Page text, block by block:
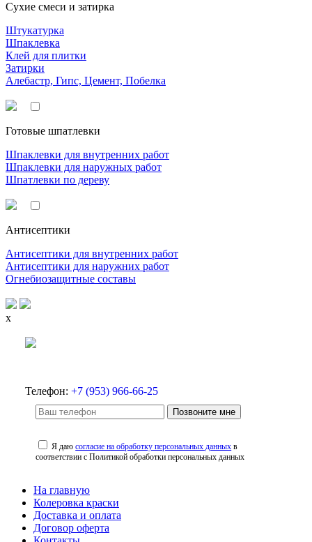
Сухие смеси и затирка
Штукатурка
Шпаклевка
Клей для плитки
Затирки
Алебастр, Гипс, Цемент, Побелка
Готовые шпатлевки
Шпаклевки для внутренних работ
Шпаклевки для наружных работ
Шпатлевки по дереву
Антисептики
Антисептики для внутренних работ
Антисептики для наружних работ
Огнебиозащитные составы
x
Телефон: +7 (953) 966-66-25
Позвоните мне
Я даюсогласие на обработку персональных данных в
соответствии с Политикой обработки персональных данных
На главную
Колеровка краски
Доставка и оплата
Договор оферта